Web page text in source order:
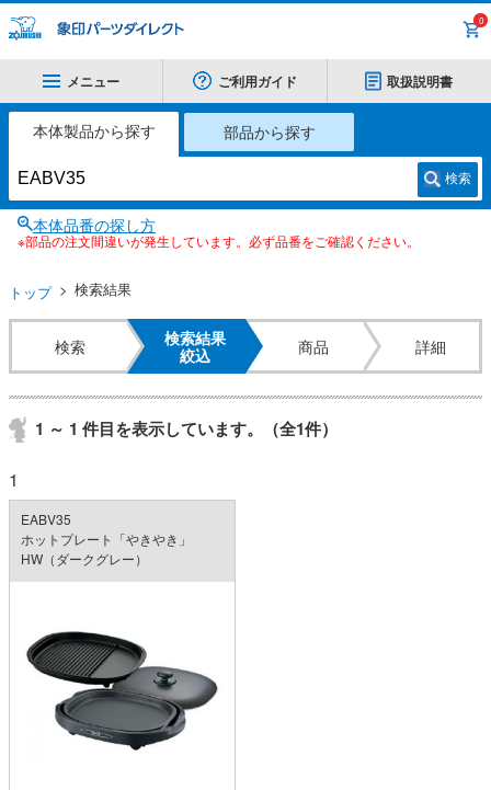
0
メニュー ご利用ガイド 取扱説明書
本体製品から探す 部品から探す
検索
本体品番の探し方
※部品の注文間違いが発生しています。必ず品番をご確認ください。
トップ 検索結果
検索
検索結果
絞込
商品 詳細
1 ～ 1 件目を表示しています。（全1件）
1
EABV35
ホットプレート「やきやき」
HW（ダークグレー）